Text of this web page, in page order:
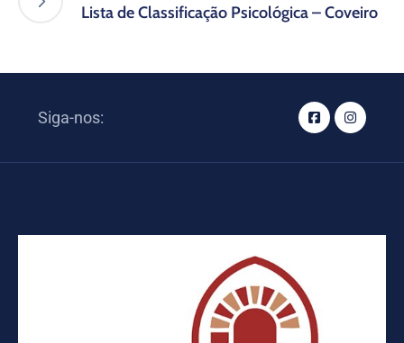
Lista de Classificação Psicológica – Coveiro
Siga-nos: